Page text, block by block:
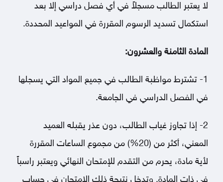
لا يعتبر الطالب مسجلاً في أي فصل دراسي إلا بعد
استكمال تسديد الرسوم المقررة في المواعيد المحددة.
المادة الثامنة والعشرون:
1- تشترط مواظبة الطالب في جميع المواد التي يسجلها
في الفصل الدراسي في الجامعة.
2- إذا تجاوز غياب الطالب، دون عذر يقبله العميد
المعني، أكثر من (20%) من مجموع الساعات المقررة
لأية مادة، يحرم من التقدم للإمتحان النهائي ويعتبر راسباً